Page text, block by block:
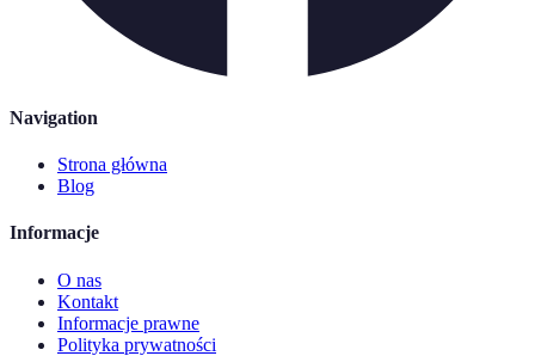
Navigation
Strona główna
Blog
Informacje
O nas
Kontakt
Informacje prawne
Polityka prywatności